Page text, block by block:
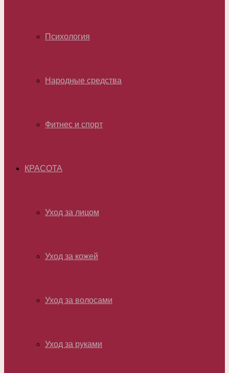
Психология
Народные средства
Фитнес и спорт
КРАСОТА
Уход за лицом
Уход за кожей
Уход за волосами
Уход за руками